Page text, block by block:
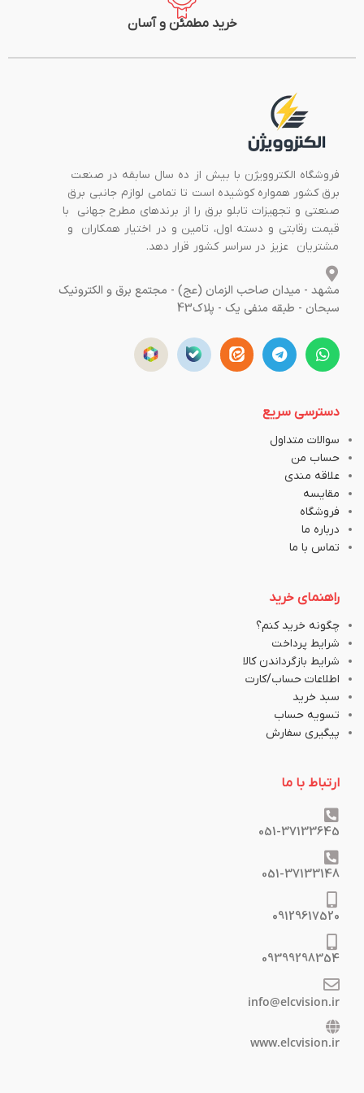
خرید مطمئن و آسان
فروشگاه الکتروویژن با بیش از ده سال سابقه در صنعت
برق کشور همواره کوشیده است تا تمامی لوازم جانبی برق
صنعتی و تجهیزات تابلو برق را از برندهای مطرح جهانی با
قیمت رقابتی و دسته اول، تامین و در اختیار همکاران و
مشتریان عزیز در سراسر کشور قرار دهد.
مشهد - میدان صاحب الزمان (عج) - مجتمع برق و الکترونیک
سبحان - طبقه منفی یک - پلاک43
دسترسی سریع
سوالات متداول
حساب من
علاقه مندی
مقایسه
فروشگاه
درباره ما
تماس با ما
راهنمای خرید
چگونه خرید کنم؟
شرایط پرداخت
شرایط بازگرداندن کالا
اطلاعات حساب/کارت
سبد خرید
تسویه حساب
پیگیری سفارش
ارتباط با ما
051-37133645
051-37133148
09129617520
09399298354
info@elcvision.ir
www.elcvision.ir